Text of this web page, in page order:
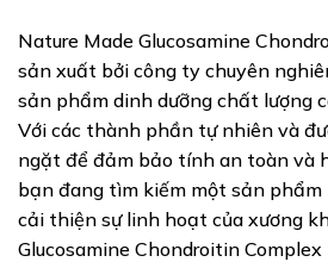
Nature Made Glucosamine
sản xuất bởi công ty chuyên
sản phẩm dinh dưỡng chất lượng
Với các thành phần tự nhiên và
ngặt để đảm bảo tính an toàn và
bạn đang tìm kiếm một sản phẩm
cải thiện sự linh hoạt của xương
Glucosamine Chondroitin